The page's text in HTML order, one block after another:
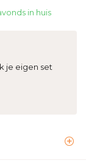
in huis
je eigen set